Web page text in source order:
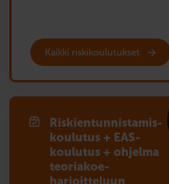
Kaikki riskikoulutukset
Riskien­tunnistamis­
koulutus + EAS-
koulutus + ohjelma
teoriakoe­­
harjoitteluun